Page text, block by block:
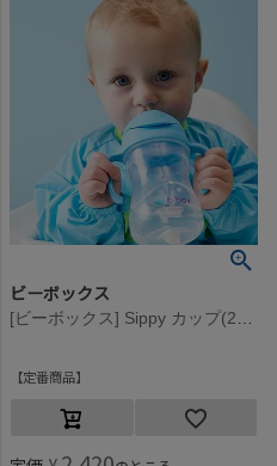
ビーボックス
[ビーボックス] Sippy カップ(240ml) ブルーベリー
定番商品